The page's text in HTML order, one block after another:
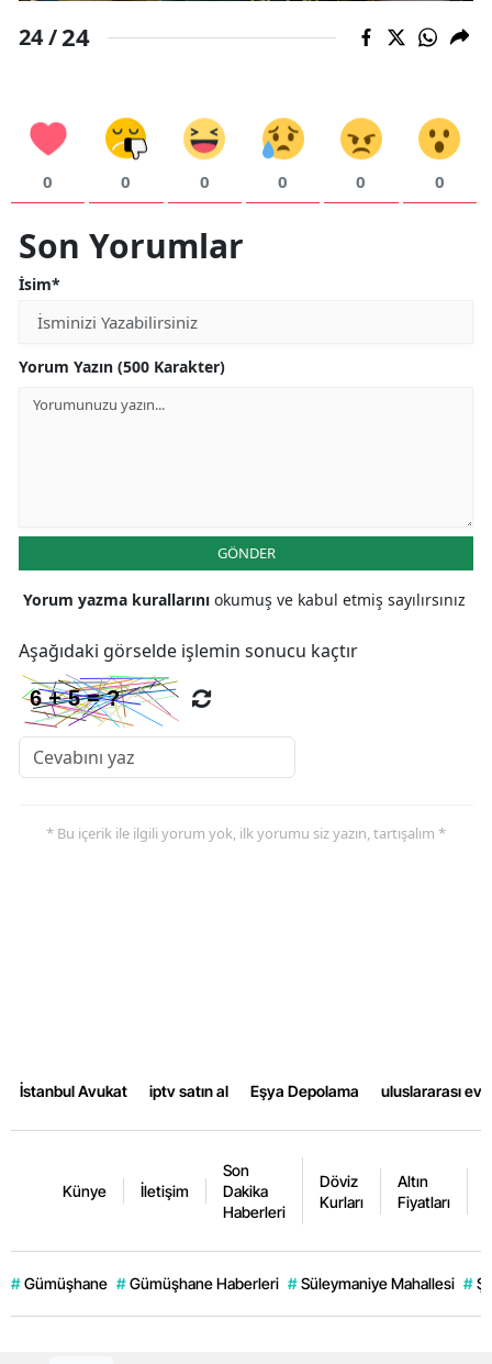
24 /24
0 0 0 0 0 0
Son Yorumlar
İsim*
Yorum Yazın (500 Karakter)
GÖNDER
Yorum yazma kurallarını okumuş ve kabul etmiş sayılırsınız
Aşağıdaki görselde işlemin sonucu kaçtır
* Bu içerik ile ilgili yorum yok, ilk yorumu siz yazın, tartışalım *
İstanbul Avukat iptv satın al Eşya Depolama uluslararası
Künye İletişim
Son
Dakika
Haberleri
Döviz
Kurları
Altın
Fiyatları
# Gümüşhane # Gümüşhane Haberleri # Süleymaniye Mahallesi #